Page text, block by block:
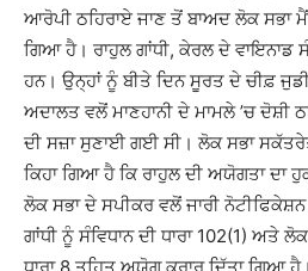
ਆਰੋਪੀ ਠਹਿਰਾਏ ਜਾਣ ਤੋਂ ਬਾਅਦ ਲੋਕ ਸਭਾ
ਗਿਆ ਹੈ। ਰਾਹੁਲ ਗਾਂਧੀ, ਕੇਰਲ ਦੇ ਵਾਇਨਾਡ
ਹਨ। ਉਨ੍ਹਾਂ ਨੂੰ ਬੀਤੇ ਦਿਨ ਸੂਰਤ ਦੇ ਚੀਫ਼
ਅਦਾਲਤ ਵਲੋਂ ਮਾਣਹਾਨੀ ਦੇ ਮਾਮਲੇ ’ਚ ਦੋਸ਼ੀ
ਦੀ ਸਜ਼ਾ ਸੁਣਾਈ ਗਈ ਸੀ। ਲੋਕ ਸਭਾ
ਕਿਹਾ ਗਿਆ ਹੈ ਕਿ ਰਾਹੁਲ ਦੀ ਅਯੋਗਤਾ ਦਾ
ਲੋਕ ਸਭਾ ਦੇ ਸਪੀਕਰ ਵਲੋਂ ਜਾਰੀ
ਗਾਂਧੀ ਨੂੰ ਸੰਵਿਧਾਨ ਦੀ ਧਾਰਾ 102(1) ਅਤੇ